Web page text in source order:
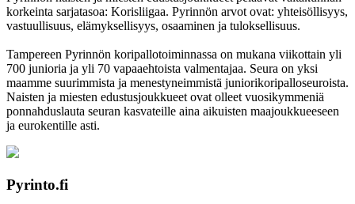
korkeinta sarjatasoa: Korisliigaa. Pyrinnön arvot ovat: yhteisöl­lisyys,
vastuul­lisuus, elämyk­sellisyys, osaaminen ja tulok­sellisuus.
Tampereen Pyrinnön kori­pallo­toimin­nassa on mukana viikottain yli
700 junioria ja yli 70 vapaa­ehtoista valmen­tajaa. Seura on yksi
maamme suurim­mista ja menes­tyneim­mistä juni­ori­kori­pallo­seuroista.
Naisten ja miesten edustus­joukkueet ovat olleet vuosi­kymmeniä
ponnahdus­lauta seuran kasvateille aina aikuisten maa­joukkueeseen
ja euro­kentille asti.
Pyrinto.fi